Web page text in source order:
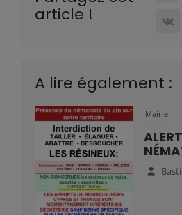
article !
A lire également :
Mairie